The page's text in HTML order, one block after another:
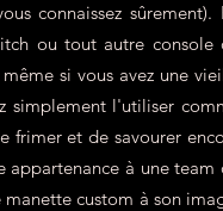
connaissez sûrement).
ou tout autre console
si vous avez une
simplement l'utiliser
frimer et de savourer
appartenance à une team
custom à son